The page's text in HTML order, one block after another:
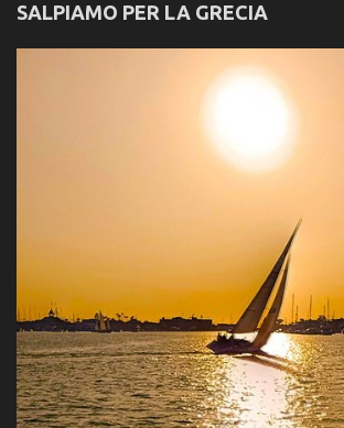
SALPIAMO PER LA GRECIA